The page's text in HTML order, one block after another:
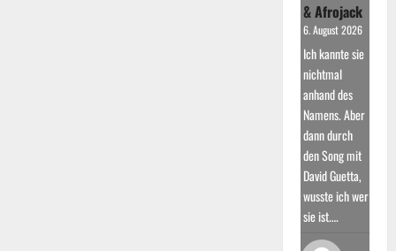
& Afrojack
6. August 2026
Ich kannte sie
nichtmal
anhand des
Namens. Aber
dann durch
den Song mit
David Guetta,
wusste ich wer
sie ist.…